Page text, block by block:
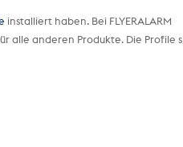
installiert haben. Bei FLYERALARM
alle anderen Produkte. Die Profile